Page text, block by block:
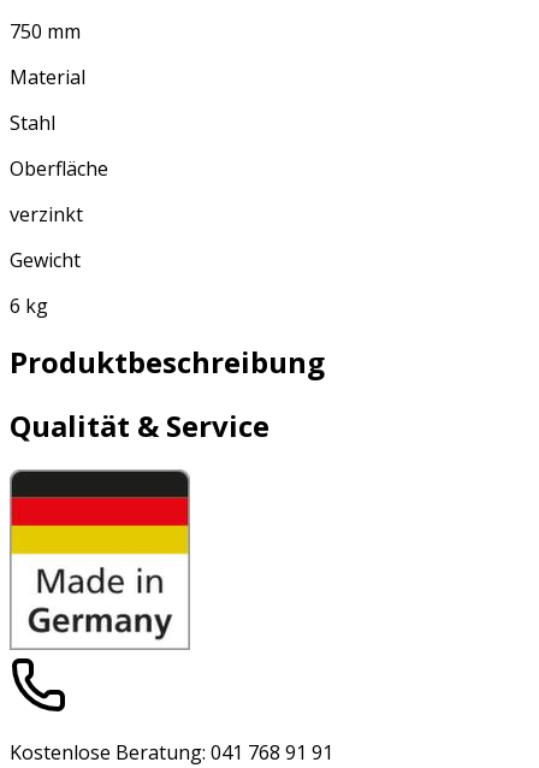
750 mm
Material
Stahl
Oberfläche
verzinkt
Gewicht
6 kg
Produktbeschreibung
Qualität & Service
Kostenlose Beratung: 041 768 91 91